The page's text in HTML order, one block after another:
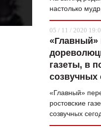
настолько мудр,
05 / 11 / 2020
«Главный»
газеты, в
«Главный»
ростовские
созвучных